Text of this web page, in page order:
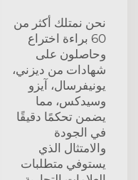
نحن نمتلك أكثر من
60 براءة اختراع
وحاصلون على
شهادات من ديزني،
يونيفرسال، آيزو
وسيدكس، مما
يضمن تحكمًا دقيقًا
في الجودة
والامتثال الذي
يستوفي متطلبات